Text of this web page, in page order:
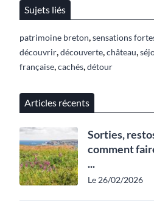
Sujets liés
patrimoine breton sensations
découvrir découverte château
française cachés détour
Articles récents
Sorties,
comment
...
Le 26/02/2026